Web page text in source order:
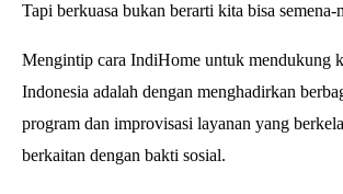
Tapi berkuasa bukan berarti kita bisa semena-
Mengintip cara IndiHome untuk mendukung
Indonesia adalah dengan menghadirkan
program dan improvisasi layanan yang
berkaitan dengan bakti sosial.